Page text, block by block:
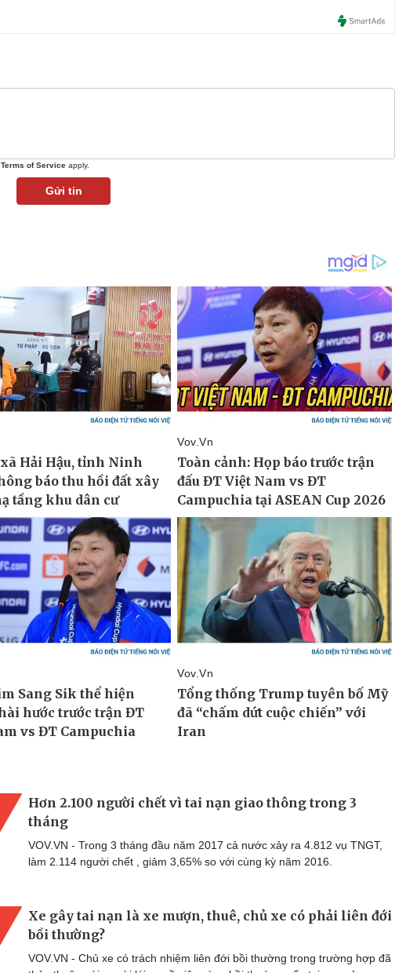
Terms of Service apply.
Gửi tin
Hơn 2.100 người chết vì tai nạn giao thông trong 3
tháng
VOV.VN - Trong 3 tháng đầu năm 2017 cả nước xảy ra 4.812 vụ TNGT,
làm 2.114 người chết , giảm 3,65% so với cùng kỳ năm 2016.
Xe gây tai nạn là xe mượn, thuê, chủ xe có phải liên đới
bồi thường?
VOV.VN - Chủ xe có trách nhiệm liên đới bồi thường trong trường hợp đã